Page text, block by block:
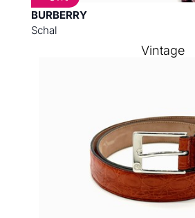
BURBERRY
Schal
Vintage